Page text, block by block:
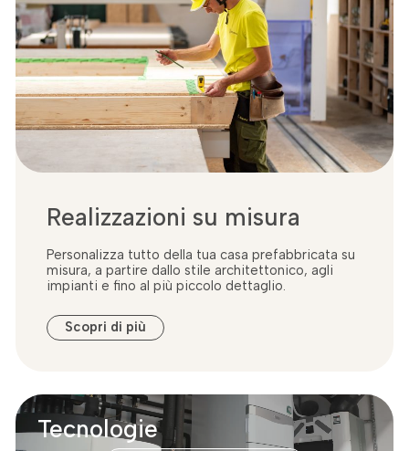
Realizzazioni su misura
Personalizza tutto della tua casa prefabbricata su
misura, a partire dallo stile architettonico, agli
impianti e fino al più piccolo dettaglio.
Scopri di più
Tecnologie